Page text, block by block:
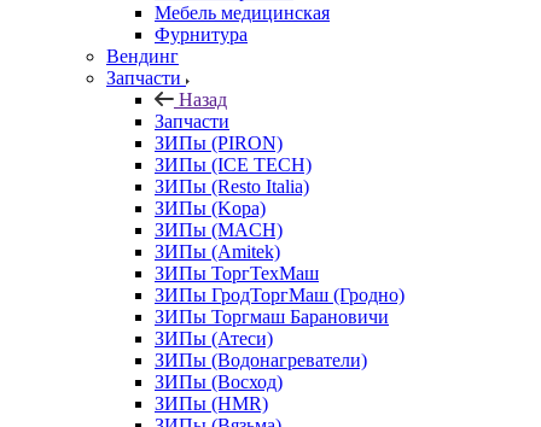
Мебель медицинская
Фурнитура
Вендинг
Запчасти
Назад
Запчасти
ЗИПы (PIRON)
ЗИПы (ICE TECH)
ЗИПы (Resto Italia)
ЗИПы (Kopa)
ЗИПы (MACH)
ЗИПы (Amitek)
ЗИПы ТоргТехМаш
ЗИПы ГродТоргМаш (Гродно)
ЗИПы Торгмаш Барановичи
ЗИПы (Атеси)
ЗИПы (Водонагреватели)
ЗИПы (Восход)
ЗИПы (HMR)